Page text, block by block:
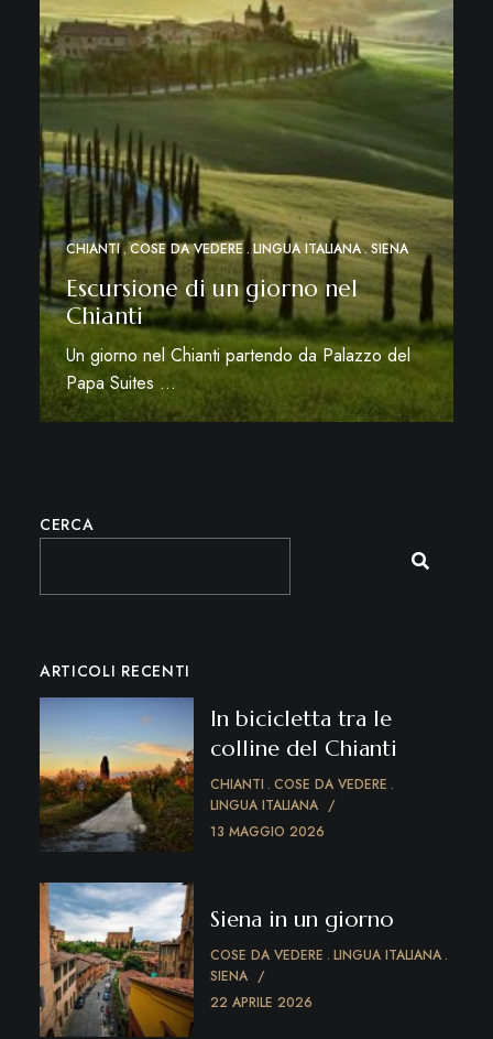
CHIANTI COSE DA VEDERE LINGUA ITALIANA SIENA
Escursione di un giorno nel
Chianti
Un giorno nel Chianti partendo da Palazzo del
Papa Suites …
Leggi di più
CERCA
ARTICOLI RECENTI
In bicicletta tra le
colline del Chianti
CHIANTI COSE DA VEDERE
LINGUA ITALIANA
13 MAGGIO 2026
Siena in un giorno
COSE DA VEDERE LINGUA ITALIANA
SIENA
22 APRILE 2026